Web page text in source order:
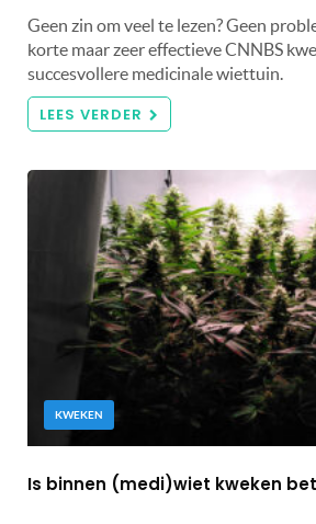
Geen zin om veel te lezen? Geen
korte maar zeer effectieve CNNBS
succesvollere medicinale wiettuin.
LEES VERDER
KWEKEN
Is binnen (medi)wiet kweken